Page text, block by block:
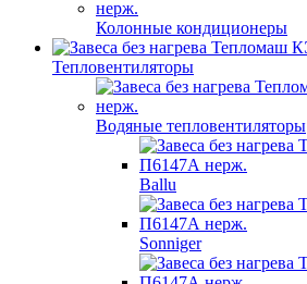
Колонные кондиционеры
Тепловентиляторы
Водяные тепловентиляторы
Ballu
Sonniger